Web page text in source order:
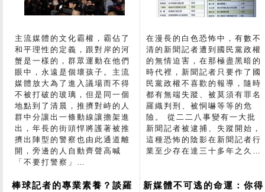
主流媒體的文化霸權，霸佔了
和平理性的定義，跟對岸的河
蟹是一樣的，群眾運動在他們
眼中，永遠是個壞孩子。主流
媒體放大為了進入議場而不得
不被打破的玻璃，但是同一個
地點到了清晨，推擠對峙的人
群中分讓出一條動線讓擔架進
出，年長的街頭悍將護著被推
擠出陣型的警察也由此通道離
開，旁邊的人自動齊聲高喊
「不要打警察」…
在漫長的白色恐怖中，有數不
清的新聞記者遭到國民黨政權
的無情迫害，在那極盡黑暗的
時代裡，新聞記者只要作了國
民黨政權不喜歡的報導，隨時
都有無端失蹤、被莫須有罪名
羅織判刑、被恫嚇等等的危
險。 從二二八事變有一大批
新聞記者被逮捕、失蹤開始，
這種恐怖的陰影在新聞記者行
業至少存在達三十多年之久…
棒球記者的專業素養？談羅
新媒體不可逃的命運：你得